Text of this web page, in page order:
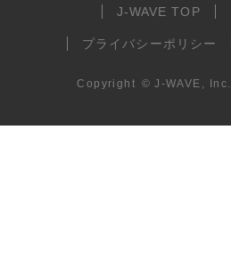
J-WAVE TOP
プライバシーポリシー
Copyright © J-WAVE, Inc.